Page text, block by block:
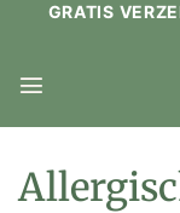
GRATIS